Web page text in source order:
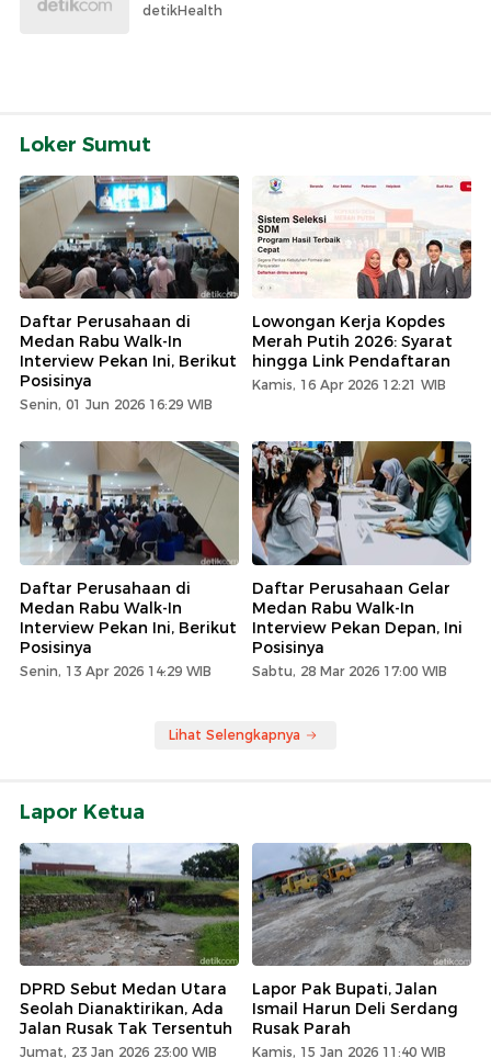
detikHealth
Loker Sumut
Daftar Perusahaan di
Medan Rabu Walk-In
Interview Pekan Ini, Berikut
Posisinya
Senin, 01 Jun 2026 16:29 WIB
Lowongan Kerja Kopdes
Merah Putih 2026: Syarat
hingga Link Pendaftaran
Kamis, 16 Apr 2026 12:21 WIB
Daftar Perusahaan di
Medan Rabu Walk-In
Interview Pekan Ini, Berikut
Posisinya
Senin, 13 Apr 2026 14:29 WIB
Daftar Perusahaan Gelar
Medan Rabu Walk-In
Interview Pekan Depan, Ini
Posisinya
Sabtu, 28 Mar 2026 17:00 WIB
Lihat Selengkapnya
Lapor Ketua
DPRD Sebut Medan Utara
Seolah Dianaktirikan, Ada
Jalan Rusak Tak Tersentuh
Jumat, 23 Jan 2026 23:00 WIB
Lapor Pak Bupati, Jalan
Ismail Harun Deli Serdang
Rusak Parah
Kamis, 15 Jan 2026 11:40 WIB